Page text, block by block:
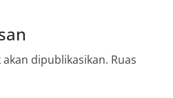
dipublikasikan. Ruas